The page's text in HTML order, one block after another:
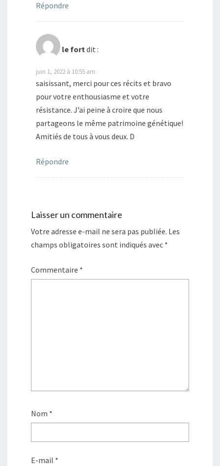
Répondre
le fortdit :
juin 1, 2022 à 10:55 am
saisissant, merci pour ces récits et bravo
pour votre enthousiasme et votre
résistance. J’ai peine à croire que nous
partageons le même patrimoine génétique!
Amitiés de tous à vous deux. D
Répondre
Laisser un commentaire
Votre adresse e-mail ne sera pas publiée. Les
champs obligatoires sont indiqués avec *
Commentaire *
Nom *
E-mail *